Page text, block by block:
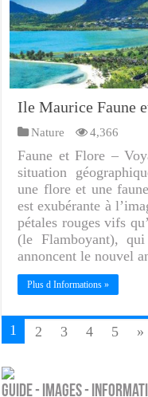
Ile Maurice Faune
Nature 4,366
Faune et Flore –
situation
une flore et une
est exubérante à
pétales rouges vifs
(le Flamboyant),
annoncent le nouvel
Plus d Informations »
1 2 3 4 5 »
Guide - Images -